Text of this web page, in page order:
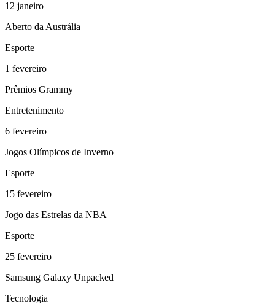
12 janeiro
Aberto da Austrália
Esporte
1 fevereiro
Prêmios Grammy
Entretenimento
6 fevereiro
Jogos Olímpicos de Inverno
Esporte
15 fevereiro
Jogo das Estrelas da NBA
Esporte
25 fevereiro
Samsung Galaxy Unpacked
Tecnologia